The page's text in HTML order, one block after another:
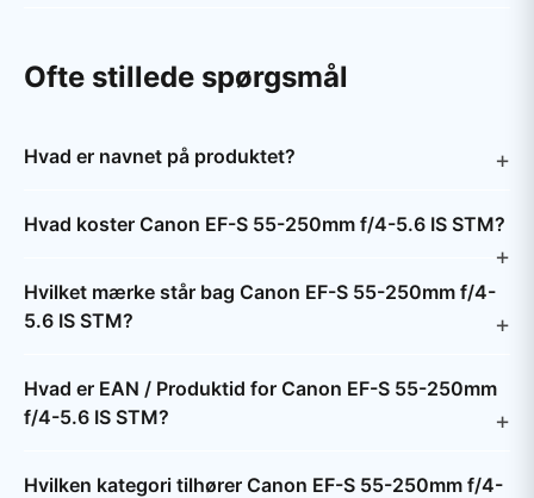
Ofte stillede spørgsmål
Hvad er navnet på produktet?
Hvad koster Canon EF-S 55-250mm f/4-5.6 IS STM?
Hvilket mærke står bag Canon EF-S 55-250mm f/4-
5.6 IS STM?
Hvad er EAN / Produktid for Canon EF-S 55-250mm
f/4-5.6 IS STM?
Hvilken kategori tilhører Canon EF-S 55-250mm f/4-